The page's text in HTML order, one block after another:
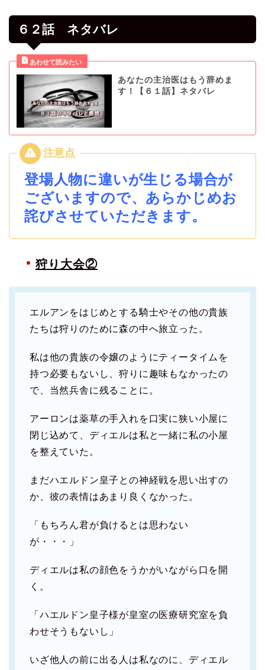
６２話 ネタバレ
あなたの主治医はもう辞めま
す！【６１話】ネタバレ
登場人物に違いが生じる場合が
ございますので、あらかじめお
詫びさせていただきます。
狩り大会②
エルアンをはじめとする騎士やその他の貴族
たちは狩りのために森の中へ旅立った。
私は他の貴族の令嬢のようにティータイムを
持つ必要もないし、狩りに趣味もなかったの
で、当然兵舎に残ることに。
アーロンは薬草の手入れを口実に狭い小屋に
閉じ込めて、ディエルは私と一緒に私の小屋
を整えていた。
まだハエルドン皇子との神経戦を思い出すの
か、彼の表情はあまり良くなかった。
「もちろん君が負けるとは思わない
が・・・」
ディエルは私の顔色をうかがいながら口を開
く。
「ハエルドン皇子様が皇室の医療研究室を負
わせそうもないし」
いざ他人の前に出る人は私なのに、ディエル